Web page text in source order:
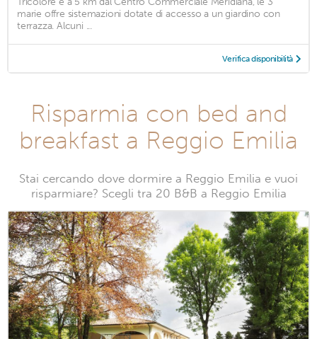
marie offre sistemazioni dotate di accesso a un giardino con
terrazza. Alcuni ...
Verifica disponibilità
Risparmia con bed and
breakfast a Reggio Emilia
Stai cercando dove dormire a Reggio Emilia e vuoi
risparmiare? Scegli tra 20 B&B a Reggio Emilia